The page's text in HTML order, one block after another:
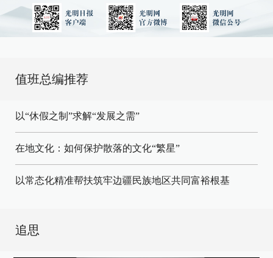
值班总编推荐
以“休假之制”求解“发展之需”
在地文化：如何保护散落的文化“繁星”
以常态化精准帮扶筑牢边疆民族地区共同富裕根基
追思